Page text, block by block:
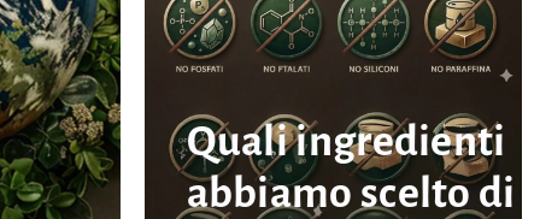
Quali ingredienti
abbiamo scelto di